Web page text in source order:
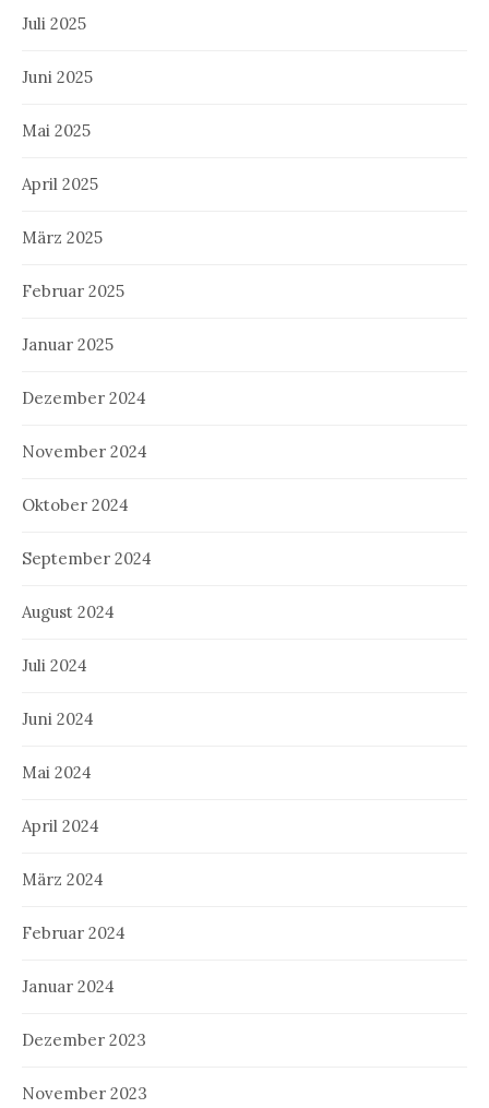
Juli 2025
Juni 2025
Mai 2025
April 2025
März 2025
Februar 2025
Januar 2025
Dezember 2024
November 2024
Oktober 2024
September 2024
August 2024
Juli 2024
Juni 2024
Mai 2024
April 2024
März 2024
Februar 2024
Januar 2024
Dezember 2023
November 2023